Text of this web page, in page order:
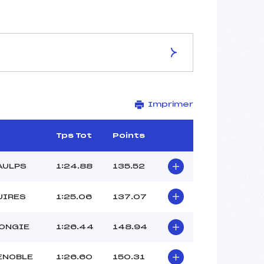
STADE DU SIGNAL
2003
3468/11/17
12H45
CLUB ()
Imprimer
Tps Tot Points
1:24.88 135.52
1:25.06 137.07
1:26.44 148.94
1:26.60 150.31